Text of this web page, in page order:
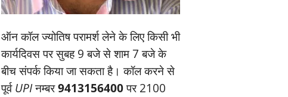
ऑन कॉल ज्‍योतिष परामर्श लेने के लिए किसी भी
कार्यदिवस पर सुबह 9 बजे से शाम 7 बजे के
बीच संपर्क किया जा सकता है। कॉल करने से
पूर्वUPIनम्‍बर9413156400पर 2100